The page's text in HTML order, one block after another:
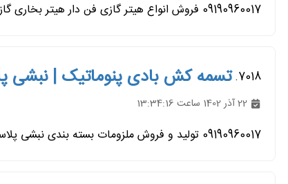
09190960017 فروش انواع هیتر گازی فن دار هیتر بخاری گازی ،بخاری گازی ، بخاری گازی مغازه ، بخاری گازی کارگاهی ، بخاری...
7018. تسمه کش بادی پنوماتیک | نبشی
09190960017 تولید و فروش ملزومات بسته بندی نبشی پلاستیکی برای پالت بندی ، بسته بندی میوه ، صادراتی ، سنگ ، کاشی ، محصولات...